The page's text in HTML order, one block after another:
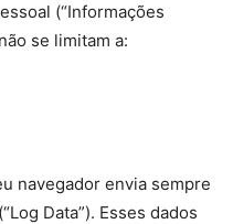
(“Informações
se limitam a:
navegador envia sempre
Data”). Esses dados